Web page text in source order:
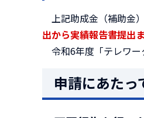
上記助成金（補助金）
出から実績報告書提出
令和6年度「テレワー
申請にあた